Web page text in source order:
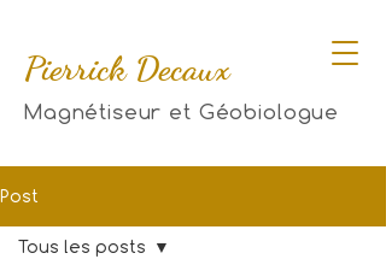
Pierrick Decaux
Magnétiseur et Géobiologue
Post
Tous les posts